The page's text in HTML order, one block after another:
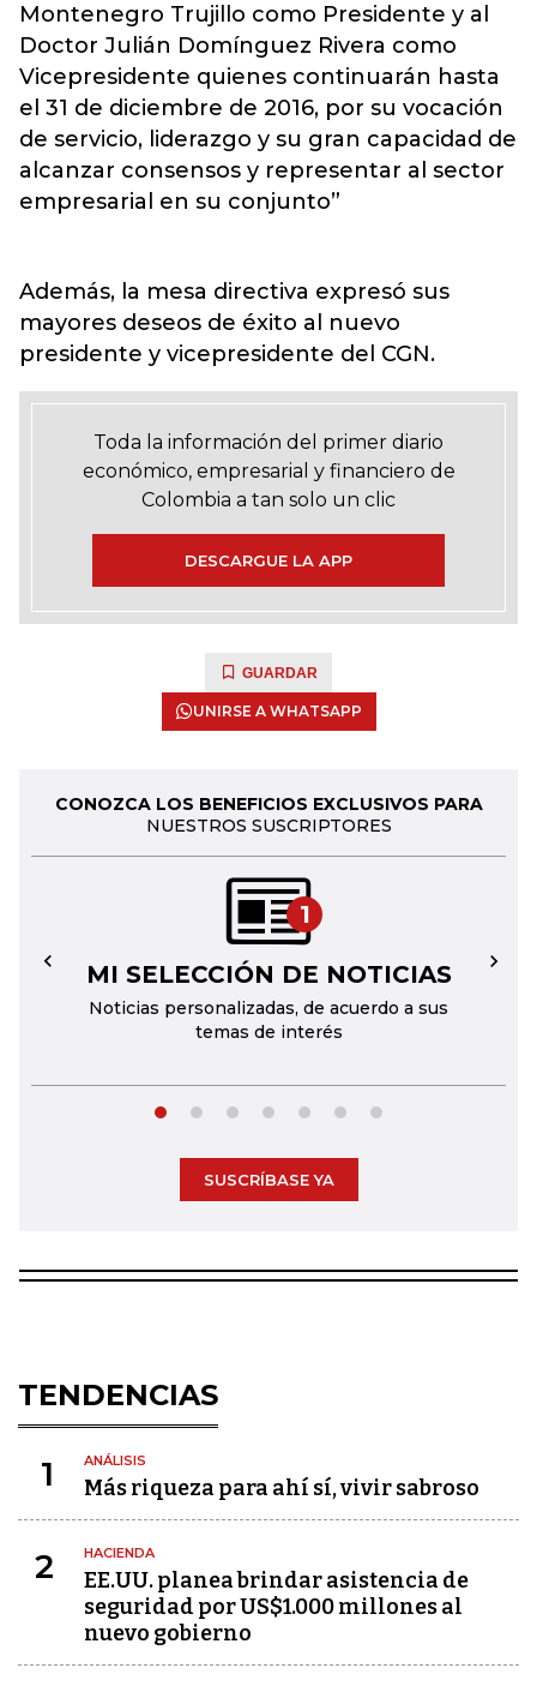
Montenegro Trujillo como Presidente y al
Doctor Julián Domínguez Rivera como
Vicepresidente quienes continuarán hasta
el 31 de diciembre de 2016, por su vocación
de servicio, liderazgo y su gran capacidad de
alcanzar consensos y representar al sector
empresarial en su conjunto”
Además, la mesa directiva expresó sus
mayores deseos de éxito al nuevo
presidente y vicepresidente del CGN.
Toda la información del primer diario
económico, empresarial y financiero de
Colombia a tan solo un clic
DESCARGUE LA APP
GUARDAR
UNIRSE A WHATSAPP
CONOZCA LOS BENEFICIOS EXCLUSIVOS PARA
NUESTROS SUSCRIPTORES
1
MI SELECCIÓN DE NOTICIAS
Noticias personalizadas, de acuerdo a sus
temas de interés
← →
SUSCRÍBASE YA
TENDENCIAS
1 ANÁLISIS
Más riqueza para ahí sí, vivir sabroso
2 HACIENDA
EE.UU. planea brindar asistencia de
seguridad por US$1.000 millones al
nuevo gobierno